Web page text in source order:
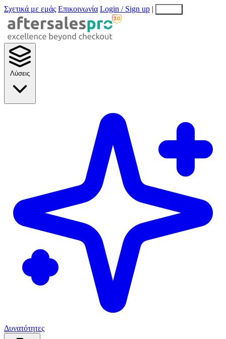
Σχετικά με εμάς Επικοινωνία Login / Sign up |
Λύσεις
Δυνατότητες